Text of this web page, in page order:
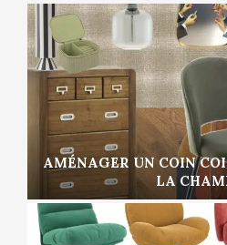
AMÉNAGER UN COIN
LA